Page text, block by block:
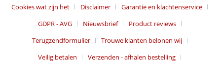
Cookies wat zijn het
Disclaimer
Garantie en klachtenservice
GDPR - AVG
Nieuwsbrief
Product reviews
Terugzendformulier
Trouwe klanten belonen wij
Veilig betalen
Verzenden - afhalen bestelling